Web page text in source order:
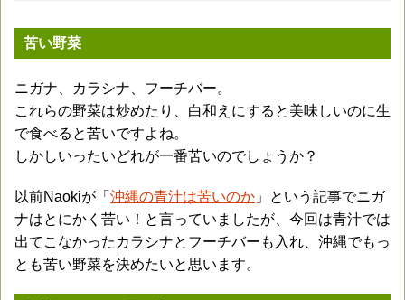
苦い野菜
ニガナ、カラシナ、フーチバー。
これらの野菜は炒めたり、白和えにすると美味しいのに生
で食べると苦いですよね。
しかしいったいどれが一番苦いのでしょうか？
以前Naokiが「 沖縄の青汁は苦いのか 」という記事でニガ
ナはとにかく苦い！と言っていましたが、今回は青汁では
出てこなかったカラシナとフーチバーも入れ、沖縄でもっ
とも苦い野菜を決めたいと思います。